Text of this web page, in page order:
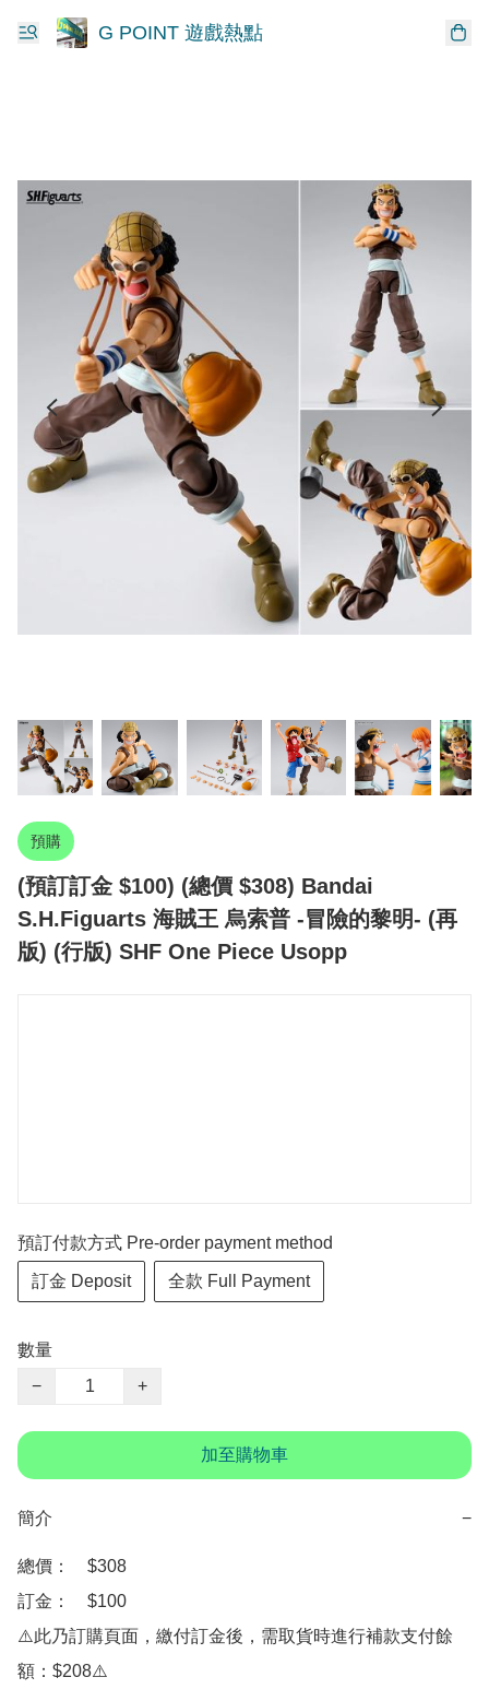
G POINT 遊戲熱點
預購
(預訂訂金 $100) (總價 $308) Bandai
S.H.Figuarts 海賊王 烏索普 -冒險的黎明- (再
版) (行版) SHF One Piece Usopp
預訂付款方式 Pre-order payment method
訂金 Deposit 全款 Full Payment
數量
−
+
加至購物車
簡介 −
總價：　$308
訂金：　$100
⚠️此乃訂購頁面，繳付訂金後，需取貨時進行補款支付餘
額：$208⚠️